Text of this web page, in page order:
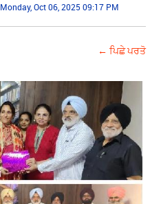
Monday, Oct 06, 2025 09:17 PM
← ਪਿਛੇ ਪਰਤੋ